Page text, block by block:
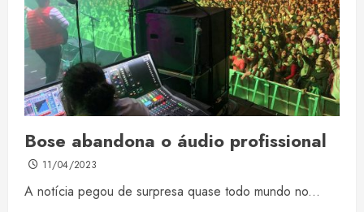
Bose abandona o áudio profissional
11/04/2023
A notícia pegou de surpresa quase todo mundo no...